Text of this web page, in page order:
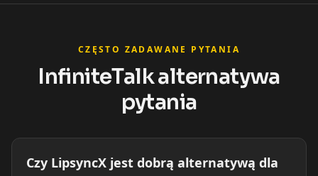
CZĘSTO ZADAWANE PYTANIA
InfiniteTalk alternatywa
pytania
Czy LipsyncX jest dobrą alternatywą dla